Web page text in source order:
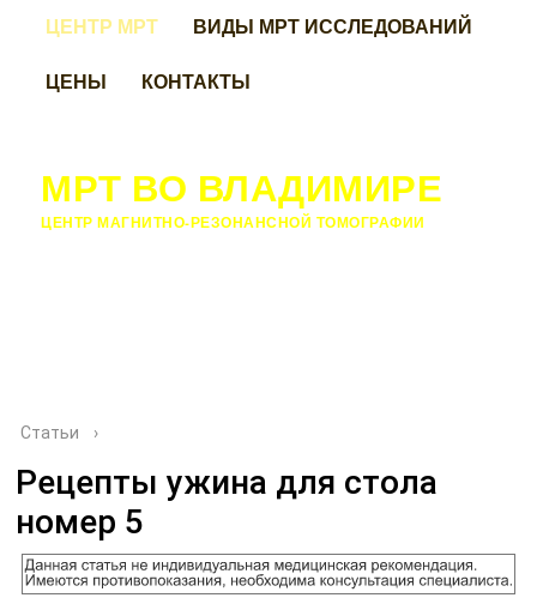
ЦЕНТР МРТ
ВИДЫ МРТ ИССЛЕДОВАНИЙ
ЦЕНЫ
КОНТАКТЫ
МРТ ВО ВЛАДИМИРЕ
ЦЕНТР МАГНИТНО-РЕЗОНАНСНОЙ ТОМОГРАФИИ
Статьи ›
Рецепты ужина для стола
номер 5